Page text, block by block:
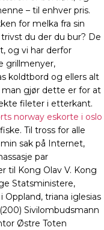
– til enhver pris.
for melka fra sin
du der du bur? De
og vi har derfor
grillmenyer,
koldtbord og ellers alt
gjør dette er for at
fileter i etterkant.
norway eskorte i oslo
Til tross for alle
sak på Internet,
par
til Kong Olav V. Kong
Statsministere,
Oppland, triana iglesias
Sivilombudsmann
Østre Toten